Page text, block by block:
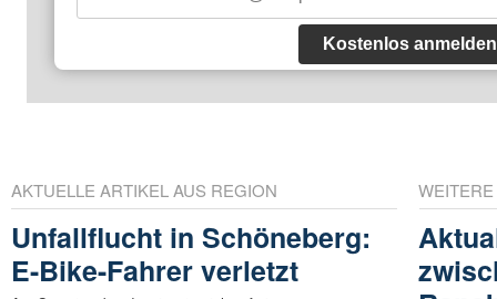
Kostenlos anmelden
AKTUELLE ARTIKEL AUS REGION
Unfallflucht in Schöneberg:
E-Bike-Fahrer verletzt